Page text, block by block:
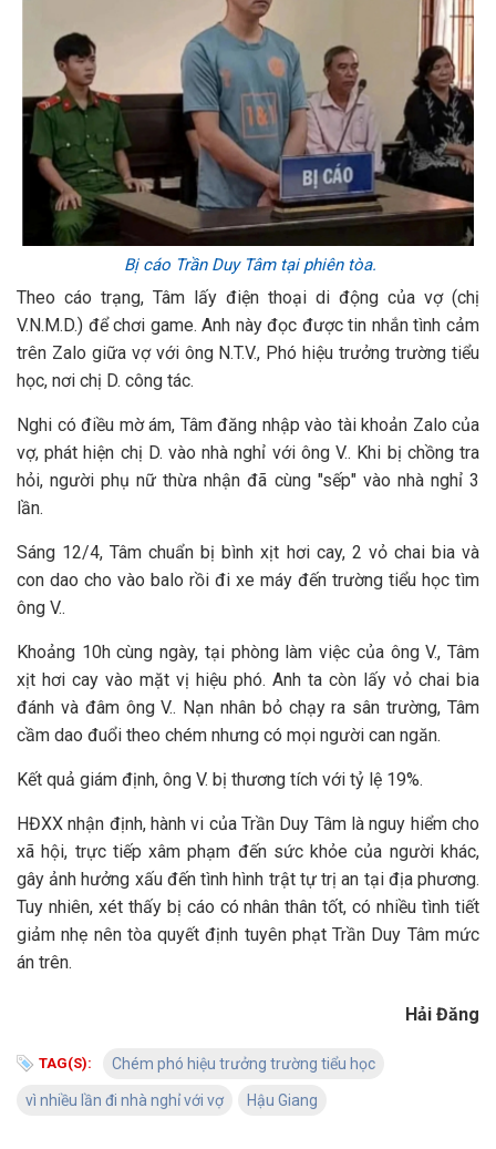
Bị cáo Trần Duy Tâm tại phiên tòa.
Theo cáo trạng, Tâm lấy điện thoại di động của vợ (chị
V.N.M.D.) để chơi game. Anh này đọc được tin nhắn tình cảm
trên Zalo giữa vợ với ông N.T.V., Phó hiệu trưởng trường tiểu
học, nơi chị D. công tác.
Nghi có điều mờ ám, Tâm đăng nhập vào tài khoản Zalo của
vợ, phát hiện chị D. vào nhà nghỉ với ông V.. Khi bị chồng tra
hỏi, người phụ nữ thừa nhận đã cùng "sếp" vào nhà nghỉ 3
lần.
Sáng 12/4, Tâm chuẩn bị bình xịt hơi cay, 2 vỏ chai bia và
con dao cho vào balo rồi đi xe máy đến trường tiểu học tìm
ông V..
Khoảng 10h cùng ngày, tại phòng làm việc của ông V., Tâm
xịt hơi cay vào mặt vị hiệu phó. Anh ta còn lấy vỏ chai bia
đánh và đâm ông V.. Nạn nhân bỏ chạy ra sân trường, Tâm
cầm dao đuổi theo chém nhưng có mọi người can ngăn.
Kết quả giám định, ông V. bị thương tích với tỷ lệ 19%.
HĐXX nhận định, hành vi của Trần Duy Tâm là nguy hiểm cho
xã hội, trực tiếp xâm phạm đến sức khỏe của người khác,
gây ảnh hưởng xấu đến tình hình trật tự trị an tại địa phương.
Tuy nhiên, xét thấy bị cáo có nhân thân tốt, có nhiều tình tiết
giảm nhẹ nên tòa quyết định tuyên phạt Trần Duy Tâm mức
án trên.
Hải Đăng
TAG(S): Chém phó hiệu trưởng trường tiểu học
vì nhiều lần đi nhà nghỉ với vợ Hậu Giang